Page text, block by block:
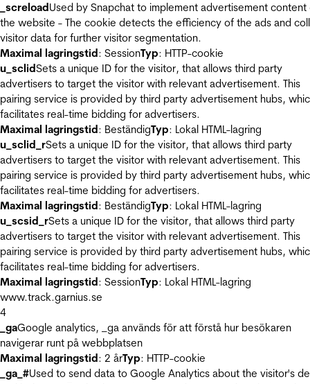
_screloadUsed by Snapchat to implement advertisement content
the website - The cookie detects the efficiency of the ads and
visitor data for further visitor segmentation.
Maximal lagringstid: SessionTyp: HTTP-cookie
u_sclidSets a unique ID for the visitor, that allows third party
advertisers to target the visitor with relevant advertisement. This
pairing service is provided by third party advertisement hubs,
facilitates real-time bidding for advertisers.
Maximal lagringstid: BeständigTyp: Lokal HTML-lagring
u_sclid_rSets a unique ID for the visitor, that allows third party
advertisers to target the visitor with relevant advertisement. This
pairing service is provided by third party advertisement hubs,
facilitates real-time bidding for advertisers.
Maximal lagringstid: BeständigTyp: Lokal HTML-lagring
u_scsid_rSets a unique ID for the visitor, that allows third party
advertisers to target the visitor with relevant advertisement. This
pairing service is provided by third party advertisement hubs,
facilitates real-time bidding for advertisers.
Maximal lagringstid: SessionTyp: Lokal HTML-lagring
www.track.garnius.se
4
_gaGoogle analytics, _ga används för att förstå hur besökaren
navigerar runt på webbplatsen
Maximal lagringstid: 2 årTyp: HTTP-cookie
_ga_#Used to send data to Google Analytics about the visitor's